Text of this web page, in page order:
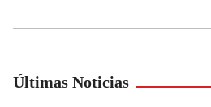
Últimas Noticias